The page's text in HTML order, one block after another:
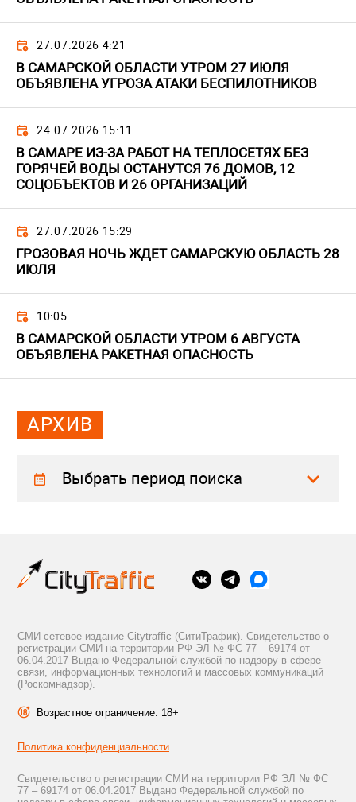
27.07.2026 4:21
В САМАРСКОЙ ОБЛАСТИ УТРОМ 27 ИЮЛЯ
ОБЪЯВЛЕНА УГРОЗА АТАКИ БЕСПИЛОТНИКОВ
24.07.2026 15:11
В САМАРЕ ИЗ-ЗА РАБОТ НА ТЕПЛОСЕТЯХ БЕЗ
ГОРЯЧЕЙ ВОДЫ ОСТАНУТСЯ 76 ДОМОВ, 12
СОЦОБЪЕКТОВ И 26 ОРГАНИЗАЦИЙ
27.07.2026 15:29
ГРОЗОВАЯ НОЧЬ ЖДЕТ САМАРСКУЮ ОБЛАСТЬ 28
ИЮЛЯ
10:05
В САМАРСКОЙ ОБЛАСТИ УТРОМ 6 АВГУСТА
ОБЪЯВЛЕНА РАКЕТНАЯ ОПАСНОСТЬ
АРХИВ
Выбрать период поиска
СМИ сетевое издание Citytraffic (СитиТрафик). Свидетельство о
регистрации СМИ на территории РФ ЭЛ № ФС 77 – 69174 от
06.04.2017 Выдано Федеральной службой по надзору в сфере
связи, информационных технологий и массовых коммуникаций
(Роскомнадзор).
Возрастное ограничение: 18+
Политика конфиденциальности
Свидетельство о регистрации СМИ на территории РФ ЭЛ № ФС
77 – 69174 от 06.04.2017 Выдано Федеральной службой по